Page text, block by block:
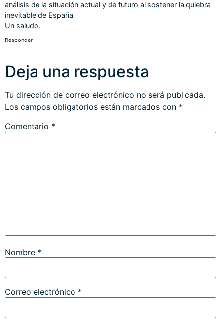
análisis de la situación actual y de futuro al sostener la quiebra
inevitable de España.
Un saludo.
Responder
Deja una respuesta
Tu dirección de correo electrónico no será publicada.
Los campos obligatorios están marcados con *
Comentario *
Nombre *
Correo electrónico *